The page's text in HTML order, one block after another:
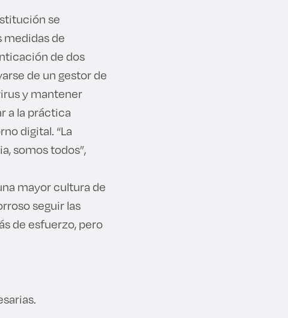
se
medidas de
de dos
de un gestor de
y mantener
a la práctica
digital. “La
somos todos”,
mayor cultura de
seguir las
de esfuerzo, pero